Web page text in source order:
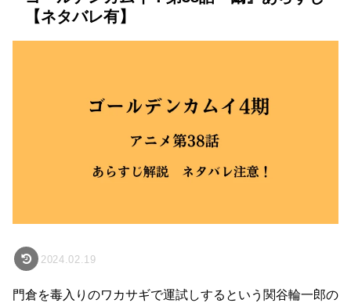
【ネタバレ有】
2024.02.19
門倉を毒入りのワカサギで運試しするという関谷輪一郎の